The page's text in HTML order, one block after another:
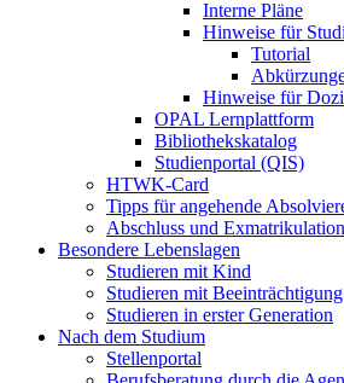
Interne Pläne
Hinweise für
Tutorial
Hinweise für
OPAL Lernplattform
Bibliothekskatalog
Studienportal (QIS)
HTWK-Card
Tipps für angehende
Abschluss und Exmatrikulation
Besondere Lebenslagen
Studieren mit Kind
Studieren mit Beeinträchtigung
Studieren in erster Generation
Nach dem Studium
Stellenportal